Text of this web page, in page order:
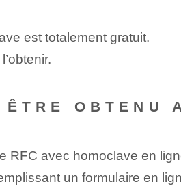
est totalement gratuit.
OBTENU
RFC avec homoclave en
un formulaire en